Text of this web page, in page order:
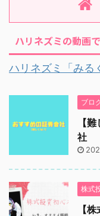
ハリネズミの動画
ハリネズミ「みる
ブロ
【
社
株式
【